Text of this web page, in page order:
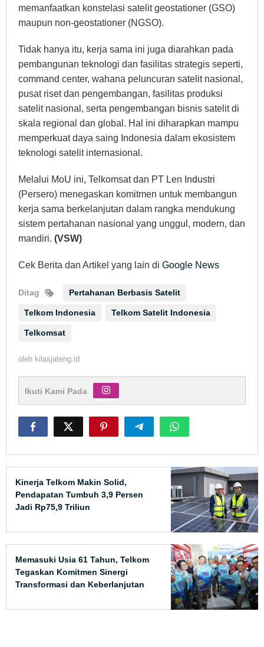
memanfaatkan konstelasi satelit geostationer (GSO)
maupun non-geostationer (NGSO).
Tidak hanya itu, kerja sama ini juga diarahkan pada
pembangunan teknologi dan fasilitas strategis seperti,
command center, wahana peluncuran satelit nasional,
pusat riset dan pengembangan, fasilitas produksi
satelit nasional, serta pengembangan bisnis satelit di
skala regional dan global. Hal ini diharapkan mampu
memperkuat daya saing Indonesia dalam ekosistem
teknologi satelit internasional.
Melalui MoU ini, Telkomsat dan PT Len Industri
(Persero) menegaskan komitmen untuk membangun
kerja sama berkelanjutan dalam rangka mendukung
sistem pertahanan nasional yang unggul, modern, dan
mandiri. (VSW)
Cek Berita dan Artikel yang lain di Google News
Ditag Pertahanan Berbasis Satelit
Telkom Indonesia Telkom Satelit Indonesia
Telkomsat
oleh kilasjateng.id
Ikuti Kami Pada
Kinerja Telkom Makin Solid,
Pendapatan Tumbuh 3,9 Persen
Jadi Rp75,9 Triliun
Memasuki Usia 61 Tahun, Telkom
Tegaskan Komitmen Sinergi
Transformasi dan Keberlanjutan